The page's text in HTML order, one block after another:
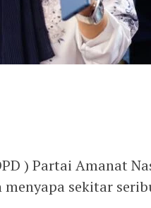
) Partai Amanat
sekitar